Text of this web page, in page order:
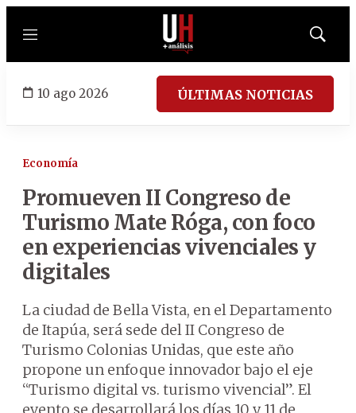
Menú
Mostrar
10 ago 2026 ÚLTIMAS NOTICIAS
Economía
Promueven II Congreso de
Turismo Mate Róga, con foco
en experiencias vivenciales y
digitales
La ciudad de Bella Vista, en el Departamento
de Itapúa, será sede del II Congreso de
Turismo Colonias Unidas, que este año
propone un enfoque innovador bajo el eje
“Turismo digital vs. turismo vivencial”. El